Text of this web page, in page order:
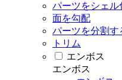
パーツをシェル
面を勾配
パーツを分割す
トリム
エンボス
エンボス